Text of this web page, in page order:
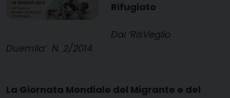
Rifugiato
Dal ‘RisVeglio
Duemila’ N. 2/2014
La Giornata Mondiale del Migrante e del